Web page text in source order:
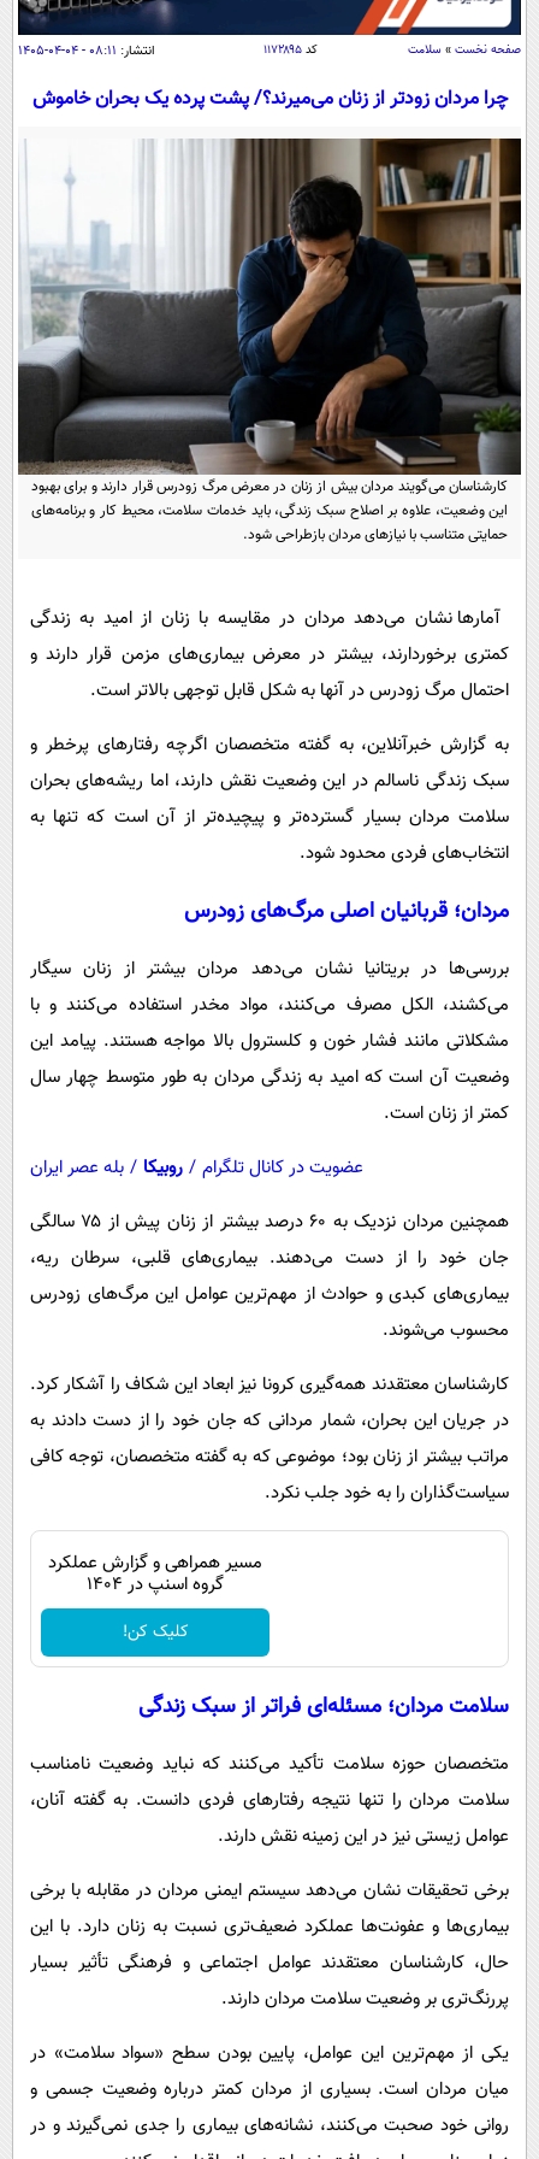
اقتصاد
اقتصادی
جامعه
یک برش دانایی
محیط زیست
سفر و تفریح
سیاست خارجی
فرهنگ و هنر
علم و دانش
علمی
اخبار کریپتو
گوناگون
سرگرمی
باشگاه مغز
مجله تصویری سلاح
فیلم
اقتصاد
ورزش
سیاست
حوادث
سلامت
فرهنگی
اجتماعی
سیاست خارجی
عصر ایران 2
خواندنی ها و دیدنی ها
داستان کوتاه
پیامک
دانلود
آموزش زبان
صفحه نخست » سلامت کد ۱۱۷۲۸۹۵ انتشار: ۰۸:۱۱ - ۰۴-۰۴-۱۴۰۵
چرا مردان زودتر از زنان می‌میرند؟/ پشت پرده یک بحران خاموش
کارشناسان می‌گویند مردان بیش از زنان در معرض مرگ زودرس قرار دارند و برای بهبود
این وضعیت، علاوه بر اصلاح سبک زندگی، باید خدمات سلامت، محیط کار و برنامه‌های
حمایتی متناسب با نیازهای مردان بازطراحی شود.
آمارها نشان می‌دهد مردان در مقایسه با زنان از امید به زندگی
کمتری برخوردارند، بیشتر در معرض بیماری‌های مزمن قرار دارند و
احتمال مرگ زودرس در آنها به شکل قابل توجهی بالاتر است.
به گزارش خبرآنلاین، به گفته متخصصان اگرچه رفتارهای پرخطر و
سبک زندگی ناسالم در این وضعیت نقش دارند، اما ریشه‌های بحران
سلامت مردان بسیار گسترده‌تر و پیچیده‌تر از آن است که تنها به
انتخاب‌های فردی محدود شود.
مردان؛ قربانیان اصلی مرگ‌های زودرس
بررسی‌ها در بریتانیا نشان می‌دهد مردان بیشتر از زنان سیگار
می‌کشند، الکل مصرف می‌کنند، مواد مخدر استفاده می‌کنند و با
مشکلاتی مانند فشار خون و کلسترول بالا مواجه هستند. پیامد این
وضعیت آن است که امید به زندگی مردان به طور متوسط چهار سال
کمتر از زنان است.
عضویت در کانال تلگرام / روبیکا / بله عصر ایران
همچنین مردان نزدیک به ۶۰ درصد بیشتر از زنان پیش از ۷۵ سالگی
جان خود را از دست می‌دهند. بیماری‌های قلبی، سرطان ریه،
بیماری‌های کبدی و حوادث از مهم‌ترین عوامل این مرگ‌های زودرس
محسوب می‌شوند.
کارشناسان معتقدند همه‌گیری کرونا نیز ابعاد این شکاف را آشکار کرد.
در جریان این بحران، شمار مردانی که جان خود را از دست دادند به
مراتب بیشتر از زنان بود؛ موضوعی که به گفته متخصصان، توجه کافی
سیاست‌گذاران را به خود جلب نکرد.
مسیر همراهی و گزارش عملکرد
گروه اسنپ در ۱۴۰۴
کلیک کن!
سلامت مردان؛ مسئله‌ای فراتر از سبک زندگی
متخصصان حوزه سلامت تأکید می‌کنند که نباید وضعیت نامناسب
سلامت مردان را تنها نتیجه رفتارهای فردی دانست. به گفته آنان،
عوامل زیستی نیز در این زمینه نقش دارند.
برخی تحقیقات نشان می‌دهد سیستم ایمنی مردان در مقابله با برخی
بیماری‌ها و عفونت‌ها عملکرد ضعیف‌تری نسبت به زنان دارد. با این
حال، کارشناسان معتقدند عوامل اجتماعی و فرهنگی تأثیر بسیار
پررنگ‌تری بر وضعیت سلامت مردان دارند.
یکی از مهم‌ترین این عوامل، پایین بودن سطح «سواد سلامت» در
میان مردان است. بسیاری از مردان کمتر درباره وضعیت جسمی و
روانی خود صحبت می‌کنند، نشانه‌های بیماری را جدی نمی‌گیرند و در